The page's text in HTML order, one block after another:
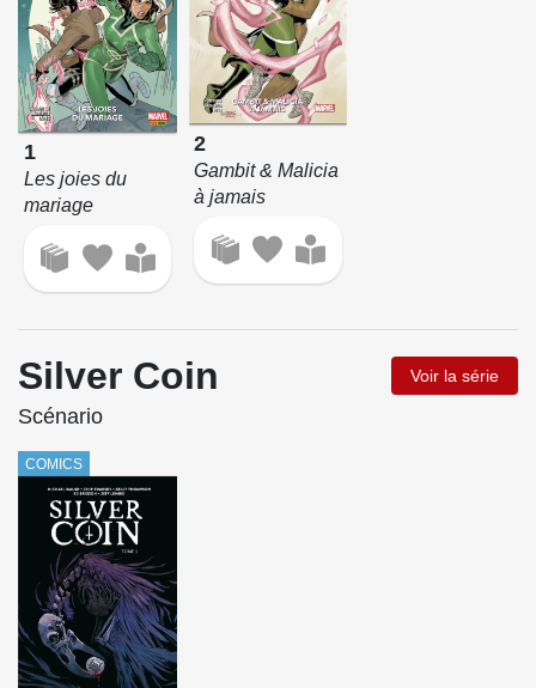
1
Les joies du
mariage
2
Gambit & Malicia
à jamais
Silver Coin Voir la série
Scénario
COMICS